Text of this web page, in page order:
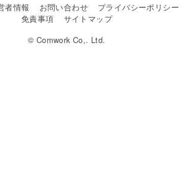
者情報 お問い合わせ
プライバシーポリシー
免責事項
サイトマップ
© Comwork Co,. Ltd.